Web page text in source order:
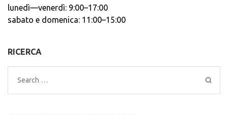
lunedì—venerdì: 9:00–17:00
sabato e domenica: 11:00–15:00
RICERCA
Search
for: